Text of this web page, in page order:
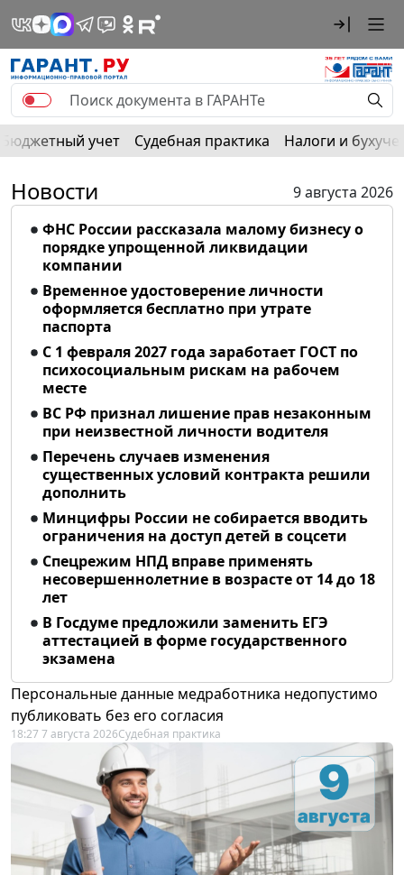
Бюджетный учет Судебная практика Налоги и
Новости
9 августа 2026
ФНС России рассказала малому бизнесу о
порядке упрощенной ликвидации
компании
Временное удостоверение личности
оформляется бесплатно при утрате
паспорта
С 1 февраля 2027 года заработает ГОСТ по
психосоциальным рискам на рабочем
месте
ВС РФ признал лишение прав незаконным
при неизвестной личности водителя
Перечень случаев изменения
существенных условий контракта решили
дополнить
Минцифры России не собирается вводить
ограничения на доступ детей в соцсети
Спецрежим НПД вправе применять
несовершеннолетние в возрасте от 14 до 18
лет
В Госдуме предложили заменить ЕГЭ
аттестацией в форме государственного
экзамена
Персональные данные медработника недопустимо
публиковать без его согласия
18:27 7 августа 2026Судебная практика